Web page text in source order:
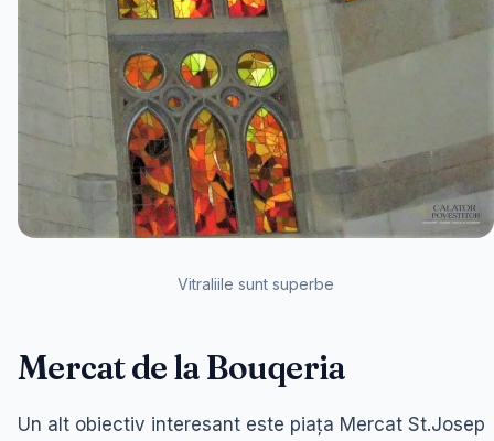
Vitraliile sunt superbe
Mercat de la Bouqeria
Un alt obiectiv interesant este piața Mercat St.Josep